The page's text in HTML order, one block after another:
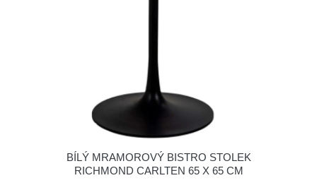
BÍLÝ MRAMOROVÝ BISTRO STOLEK
RICHMOND CARLTEN 65 X 65 CM